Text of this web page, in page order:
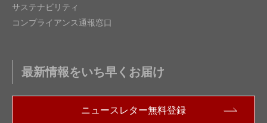
サステナビリティ
コンプライアンス通報窓口
最新情報をいち早くお届け
ニュースレター無料登録